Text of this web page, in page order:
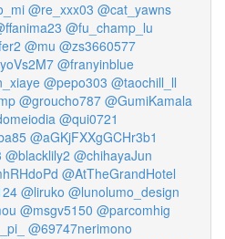
@re_xxx03 @cat_yawns
@fu_champ_lu
@mu @zs3660577
@franyinblue
@pepo303 @taochill_ll
@groucho787 @GumiKamala
@qui0721
@aGKjFXXgGCHr3b1
@blacklily2 @chihayaJun
@AtTheGrandHotel
@liruko @lunolumo_design
@msgv5150 @parcomhig
@69747nerimono